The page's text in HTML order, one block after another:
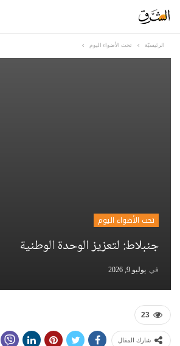
الرئيسيّة تحت الأضواء اليوم
تحت الأضواء اليوم
جنبلاط: لتعزيز الوحدة الوطنية
في يوليو 9, 2026
23
شارك المقال